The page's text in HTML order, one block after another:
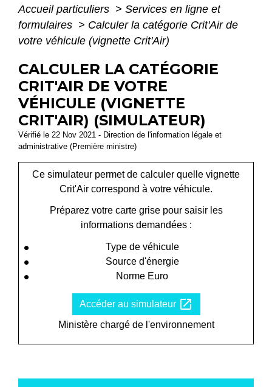
Accueil particuliers > Services en ligne et
formulaires > Calculer la catégorie Crit'Air de
votre véhicule (vignette Crit'Air)
CALCULER LA CATÉGORIE
CRIT'AIR DE VOTRE
VÉHICULE (VIGNETTE
CRIT'AIR) (SIMULATEUR)
Vérifié le 22 Nov 2021 - Direction de l'information légale et
administrative (Première ministre)
Ce simulateur permet de calculer quelle vignette
Crit'Air correspond à votre véhicule.
Préparez votre carte grise pour saisir les
informations demandées :
Type de véhicule
Source d'énergie
Norme Euro
Accéder au simulateur open_in_new
Ministère chargé de l'environnement